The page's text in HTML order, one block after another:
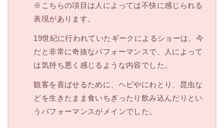
※こちらの項目は人によっては不快に感じられる
表現があります。
19世紀に行われていたギークによるショーは、今
だと非常に奇抜なパフォーマンスで、人によって
は気持ち悪く感じるような内容でした。
観客を喜ばせるために、ヘビやにわとり、昆虫な
どを生きたまま食いちぎったり飲み込んだりとい
うパフォーマンスがメインでした。